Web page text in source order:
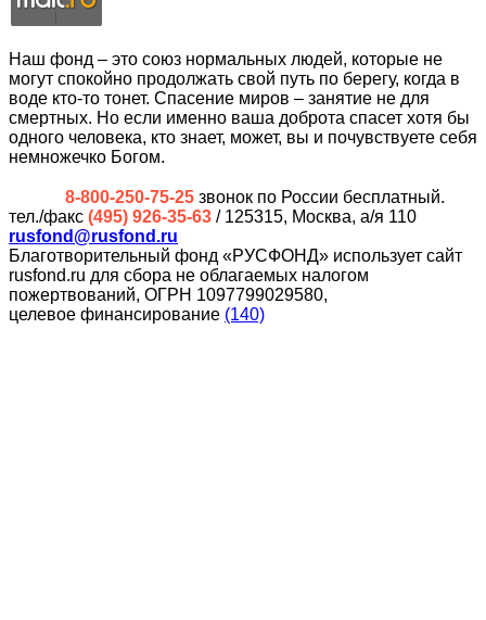
Наш фонд – это союз нормальных людей, которые не
могут спокойно продолжать свой путь по берегу, когда в
воде кто-то тонет. Спасение миров – занятие не для
смертных. Но если именно ваша доброта спасет хотя бы
одного человека, кто знает, может, вы и почувствуете себя
немножечко Богом.
8-800-250-75-25 звонок по России бесплатный.
тел./факс (495) 926-35-63 / 125315, Москва, а/я 110
rusfond@rusfond.ru
Благотворительный фонд «РУСФОНД» использует сайт
rusfond.ru для сбора не облагаемых налогом
пожертвований, ОГРН 1097799029580,
целевое финансирование (140)